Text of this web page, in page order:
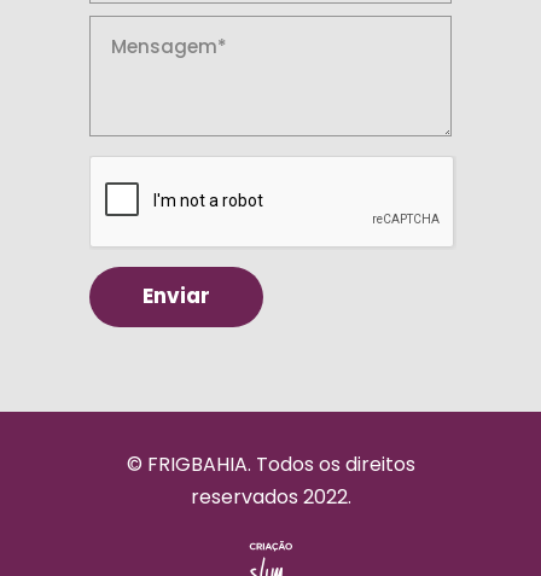
© FRIGBAHIA. Todos os direitos
reservados 2022.